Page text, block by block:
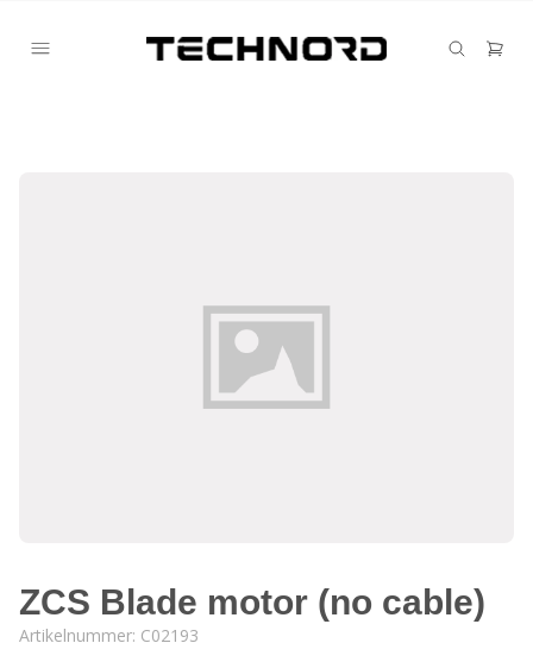
ZCS Blade motor (no cable)
Artikelnummer: C02193